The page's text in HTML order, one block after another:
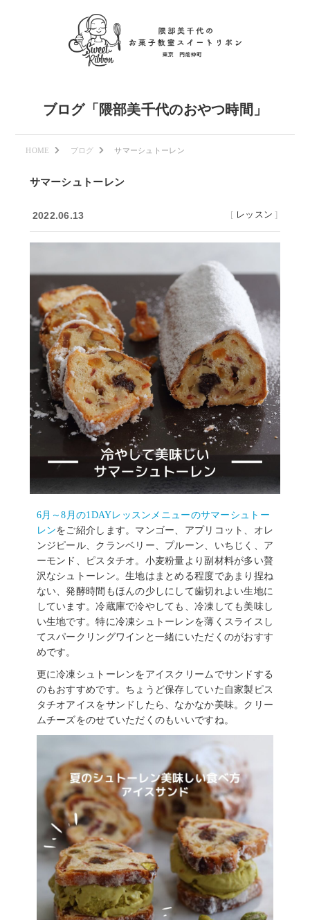
ブログ「隈部美千代のおやつ時間」
HOME ブログ サマーシュトーレン
サマーシュトーレン
2022.06.13 [ レッスン ]
6月～8月の1DAYレッスンメニューのサマーシュトー
レンをご紹介します。マンゴー、アプリコット、オレ
ンジピール、クランベリー、プルーン、いちじく、ア
ーモンド、ピスタチオ。小麦粉量より副材料が多い贅
沢なシュトーレン。生地はまとめる程度であまり捏ね
ない、発酵時間もほんの少しにして歯切れよい生地に
しています。冷蔵庫で冷やしても、冷凍しても美味し
い生地です。特に冷凍シュトーレンを薄くスライスし
てスパークリングワインと一緒にいただくのがおすす
めです。
更に冷凍シュトーレンをアイスクリームでサンドする
のもおすすめです。ちょうど保存していた自家製ピス
タチオアイスをサンドしたら、なかなか美味。クリー
ムチーズをのせていただくのもいいですね。